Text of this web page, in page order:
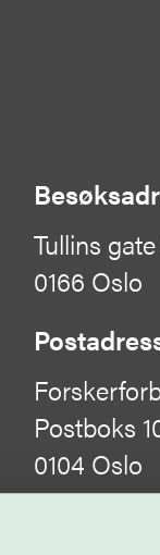
Tullins
0166 Oslo
Postboks
0104 Oslo